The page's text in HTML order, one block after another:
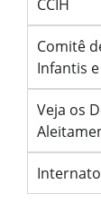
CCIH
Comitê
Infantis
Veja os